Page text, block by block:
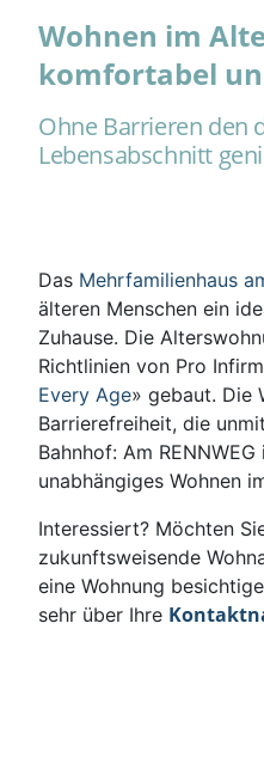
Wohnen im
komfortabel
Ohne Barrieren den
Lebensabschnitt
Das Mehrfamilienhaus
älteren Menschen ein
Zuhause. Die
Richtlinien von Pro
Every Age» gebaut. Die
Barrierefreiheit, die
Bahnhof: Am
unabhängiges Wohnen
Interessiert? Möchten
zukunftsweisende
eine Wohnung
sehr über Ihre